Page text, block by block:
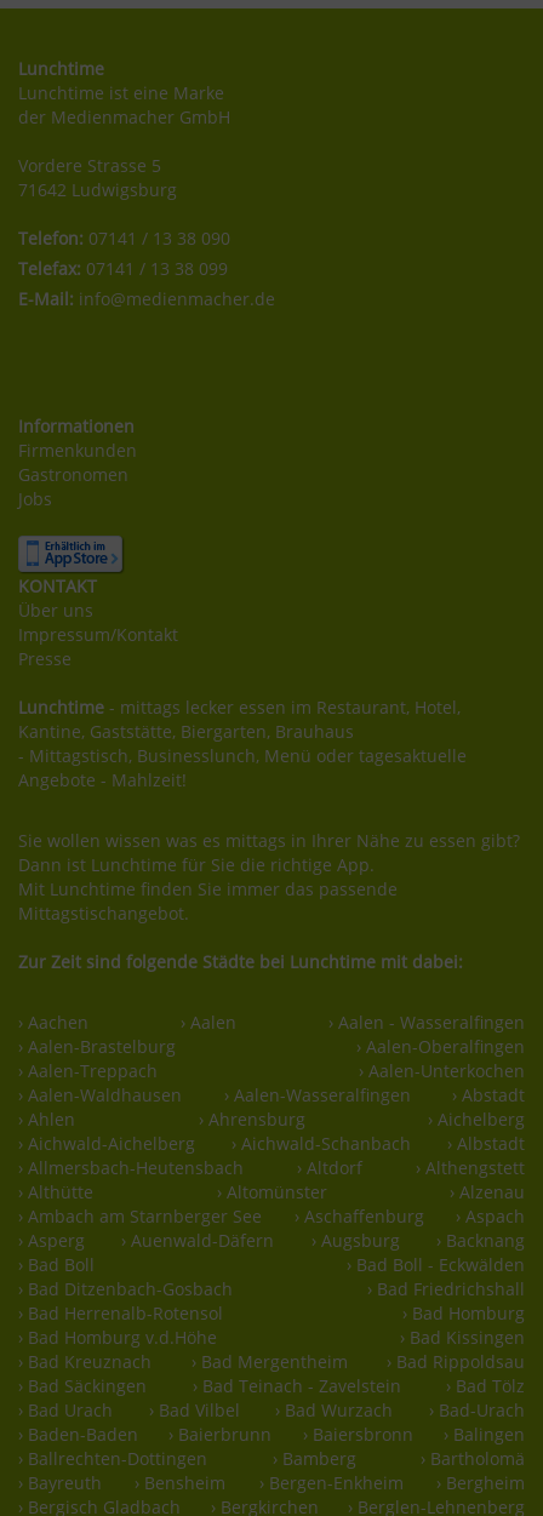
Lunchtime
Lunchtime ist eine Marke
der Medienmacher GmbH
Vordere Strasse 5
71642 Ludwigsburg
Telefon: 07141 / 13 38 090
Telefax: 07141 / 13 38 099
E-Mail: info@medienmacher.de
Informationen
Firmenkunden
Gastronomen
Jobs
KONTAKT
Über uns
Impressum/Kontakt
Presse
Lunchtime - mittags lecker essen im Restaurant, Hotel,
Kantine, Gaststätte, Biergarten, Brauhaus
- Mittagstisch, Businesslunch, Menü oder tagesaktuelle
Angebote - Mahlzeit!
Sie wollen wissen was es mittags in Ihrer Nähe zu essen gibt?
Dann ist Lunchtime für Sie die richtige App.
Mit Lunchtime finden Sie immer das passende
Mittagstischangebot.
Zur Zeit sind folgende Städte bei Lunchtime mit dabei:
› Aachen › Aalen
› Aalen - Wasseralfingen
› Aalen-Brastelburg
› Aalen-Oberalfingen
› Aalen-Treppach
› Aalen-Unterkochen
› Aalen-Waldhausen
› Aalen-Wasseralfingen
› Abstadt
› Ahlen
› Ahrensburg
› Aichelberg
› Aichwald-Aichelberg
› Aichwald-Schanbach
› Albstadt
› Allmersbach-Heutensbach
› Altdorf
› Althengstett
› Althütte
› Altomünster
› Alzenau
› Ambach am Starnberger See
› Aschaffenburg
› Aspach
› Asperg
› Auenwald-Däfern › Augsburg
› Backnang
› Bad Boll
› Bad Boll - Eckwälden
› Bad Ditzenbach-Gosbach
› Bad Friedrichshall
› Bad Herrenalb-Rotensol
› Bad Homburg
› Bad Homburg v.d.Höhe
› Bad Kissingen
› Bad Kreuznach
› Bad Mergentheim
› Bad Rippoldsau
› Bad Säckingen
› Bad Teinach - Zavelstein
› Bad Tölz
› Bad Urach
› Bad Vilbel › Bad Wurzach
› Bad-Urach
› Baden-Baden
› Baierbrunn › Baiersbronn
› Balingen
› Ballrechten-Dottingen
› Bamberg
› Bartholomä
› Bayreuth
› Bensheim › Bergen-Enkheim
› Bergheim
› Bergisch Gladbach
› Bergkirchen › Berglen-Lehnenberg